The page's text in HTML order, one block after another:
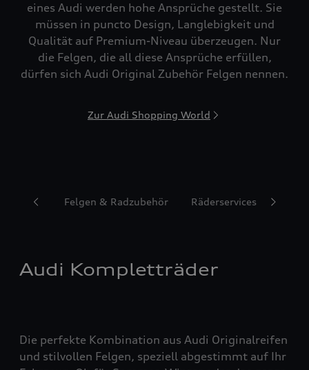
eines Audi werden hohe Ansprüche gestellt. Sie
müssen in puncto Design, Langlebigkeit und
Qualität auf Premium-Niveau überzeugen. Nur
die Felgen, die all diese Ansprüche erfüllen,
dürfen sich Audi Original Zubehör Felgen nennen.
Zur Audi Shopping World
Reifen Felgen & Radzubehör Räderservices
Audi Kompletträder
Die perfekte Kombination aus Audi Originalreifen
und stilvollen Felgen, speziell abgestimmt auf Ihr